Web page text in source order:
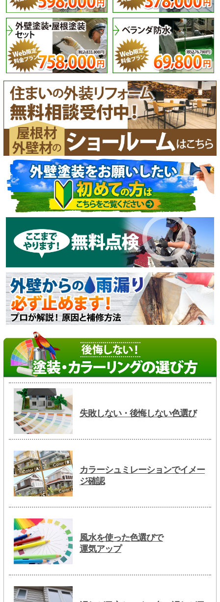
失敗しない・後悔しない色選び
カラーシュミレーションでイメー
ジ確認
風水を使った色選びで
運気アップ